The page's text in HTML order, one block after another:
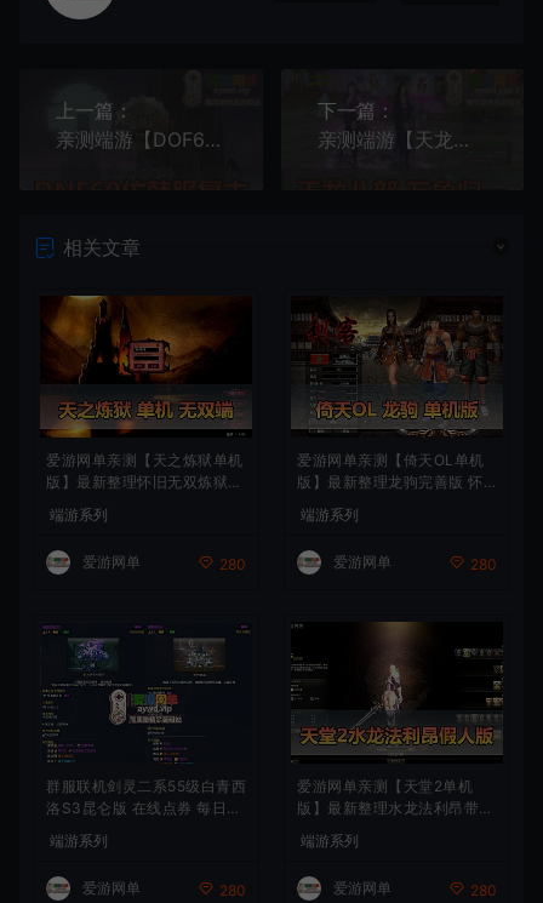
上一篇：
亲测端游【DOF60防韩服55】视频教学虚拟机网游GM后台怀旧UI复古设定
下一篇：
亲测端游【天龙八部】万象归一新版网游单机GM后台视频安装教学虚拟机一键端
相关文章
爱游网单亲测【天之炼狱单机
版】最新整理怀旧无双炼狱端
带GM工具注册 GM权限命令
发道具 视频安装教学 虚拟机
一键端
端游系列
爱游网单 280
爱游网单亲测【倚天OL单机
版】最新整理龙驹完善版 怀
旧武侠网游单机 带GM工具可
发物品装备 虚拟机一键端 视
频安装教学
端游系列
爱游网单 280
群服联机剑灵二系55级白青西
洛S3昆仑版 在线点券 每日礼
端游系列
爱游网单 280
爱游网单亲测【天堂2单机
版】最新整理水龙法利昂带假
能GM控制台 可发物品装备
虚拟机一键端 视频安装教学
端游系列
爱游网单 280